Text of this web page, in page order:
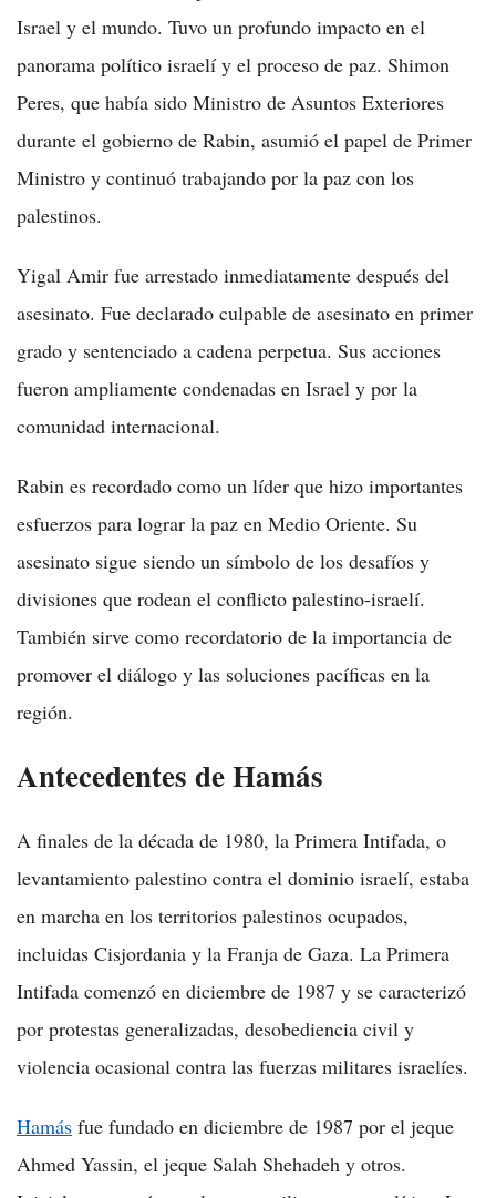
Israel y el mundo. Tuvo un profundo impacto en el
panorama político israelí y el proceso de paz. Shimon
Peres, que había sido Ministro de Asuntos Exteriores
durante el gobierno de Rabin, asumió el papel de Primer
Ministro y continuó trabajando por la paz con los
palestinos.
Yigal Amir fue arrestado inmediatamente después del
asesinato. Fue declarado culpable de asesinato en primer
grado y sentenciado a cadena perpetua. Sus acciones
fueron ampliamente condenadas en Israel y por la
comunidad internacional.
Rabin es recordado como un líder que hizo importantes
esfuerzos para lograr la paz en Medio Oriente. Su
asesinato sigue siendo un símbolo de los desafíos y
divisiones que rodean el conflicto palestino-israelí.
También sirve como recordatorio de la importancia de
promover el diálogo y las soluciones pacíficas en la
región.
Antecedentes de Hamás
A finales de la década de 1980, la Primera Intifada, o
levantamiento palestino contra el dominio israelí, estaba
en marcha en los territorios palestinos ocupados,
incluidas Cisjordania y la Franja de Gaza. La Primera
Intifada comenzó en diciembre de 1987 y se caracterizó
por protestas generalizadas, desobediencia civil y
violencia ocasional contra las fuerzas militares israelíes.
Hamás fue fundado en diciembre de 1987 por el jeque
Ahmed Yassin, el jeque Salah Shehadeh y otros.